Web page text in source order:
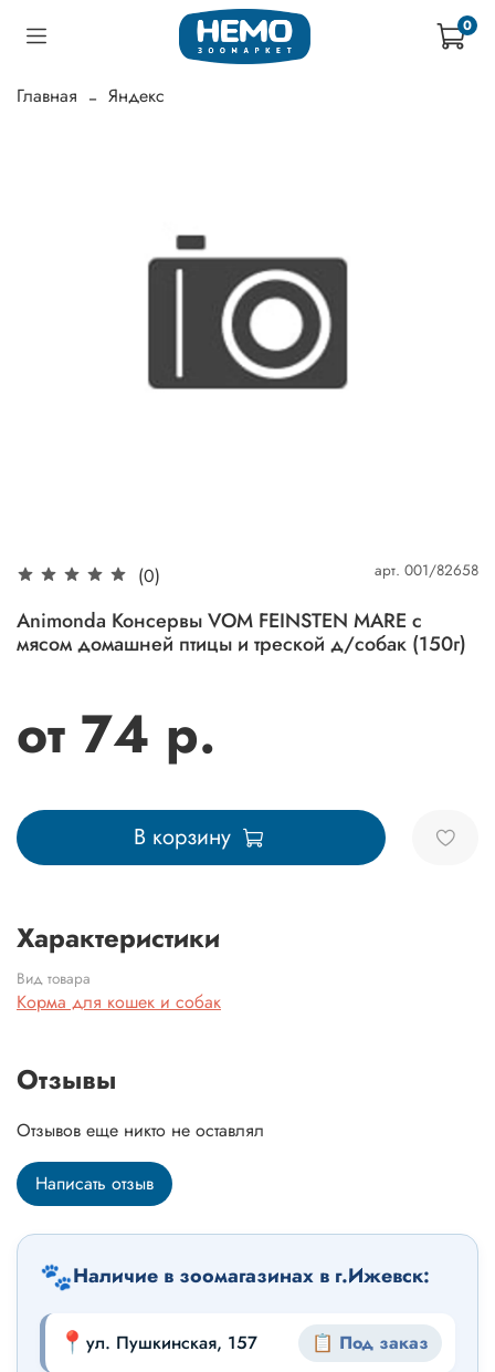
0
Главная Яндекс
(0) арт. 001/82658
Animonda Консервы VOM FEINSTEN MARE с
мясом домашней птицы и треской д/собак (150г)
от 74 р.
В корзину
Характеристики
Вид товара
Корма для кошек и собак
Отзывы
Отзывов еще никто не оставлял
Написать отзыв
🐾Наличие в зоомагазинах в г.Ижевск:
📍 ул. Пушкинская, 157 📋 Под заказ